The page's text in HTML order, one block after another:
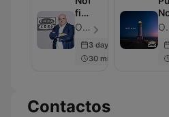
fin
de
semana
OndaCero - Episodio 297
3 days ago
30 min
Contactos